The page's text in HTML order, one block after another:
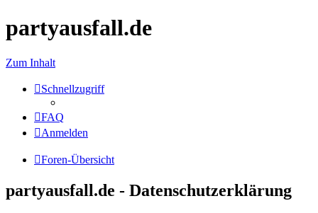
partyausfall.de
Zum Inhalt
Schnellzugriff
FAQ
Anmelden
Foren-Übersicht
partyausfall.de - Datenschutzerklärung